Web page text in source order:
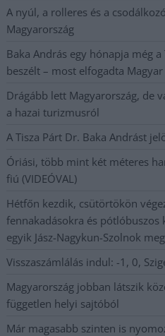
A nyúl, a rolleres és a
Magyarország
Baka András egy hónapja még
beszélt – most elfogadta
Drágább lett Magyarország, de
a hazai turizmusról
A Tisza Párt Dr. Baka Andrást
Óriási, több mint két méteres
fiú (VIDEÓVAL)
Hétfőn kezdik, csütörtökön
fennakadásokra és pótlóbuszos
egyik Jász-Nagykun-Szolnok
Visszaszámlálás indul: -1, 0,
Magyarország jobban látszik
független helyi sajtóból
Már magasabb szinten is